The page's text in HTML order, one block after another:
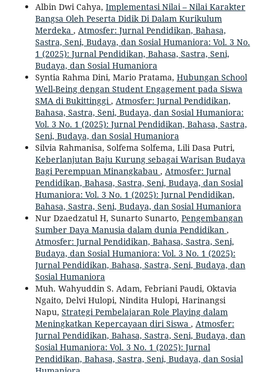
Albin Dwi Cahya, Implementasi Nilai – Nilai Karakter
Bangsa Oleh Peserta Didik Di Dalam Kurikulum
Merdeka , Atmosfer: Jurnal Pendidikan, Bahasa,
Sastra, Seni, Budaya, dan Sosial Humaniora: Vol. 3 No.
1 (2025): Jurnal Pendidikan, Bahasa, Sastra, Seni,
Budaya, dan Sosial Humaniora
Syntia Rahma Dini, Mario Pratama, Hubungan School
Well-Being dengan Student Engagement pada Siswa
SMA di Bukittinggi , Atmosfer: Jurnal Pendidikan,
Bahasa, Sastra, Seni, Budaya, dan Sosial Humaniora:
Vol. 3 No. 1 (2025): Jurnal Pendidikan, Bahasa, Sastra,
Seni, Budaya, dan Sosial Humaniora
Silvia Rahmanisa, Solfema Solfema, Lili Dasa Putri,
Keberlanjutan Baju Kurung sebagai Warisan Budaya
Bagi Perempuan Minangkabau , Atmosfer: Jurnal
Pendidikan, Bahasa, Sastra, Seni, Budaya, dan Sosial
Humaniora: Vol. 3 No. 1 (2025): Jurnal Pendidikan,
Bahasa, Sastra, Seni, Budaya, dan Sosial Humaniora
Nur Dzaedzatul H, Sunarto Sunarto, Pengembangan
Sumber Daya Manusia dalam dunia Pendidikan ,
Atmosfer: Jurnal Pendidikan, Bahasa, Sastra, Seni,
Budaya, dan Sosial Humaniora: Vol. 3 No. 1 (2025):
Jurnal Pendidikan, Bahasa, Sastra, Seni, Budaya, dan
Sosial Humaniora
Muh. Wahyuddin S. Adam, Febriani Paudi, Oktavia
Ngaito, Delvi Hulopi, Nindita Hulopi, Harinangsi
Napu, Strategi Pembelajaran Role Playing dalam
Meningkatkan Kepercayaan diri Siswa , Atmosfer:
Jurnal Pendidikan, Bahasa, Sastra, Seni, Budaya, dan
Sosial Humaniora: Vol. 3 No. 1 (2025): Jurnal
Pendidikan, Bahasa, Sastra, Seni, Budaya, dan Sosial